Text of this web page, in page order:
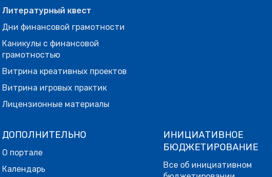
Литературный квест
Дни финансовой грамотности
Каникулы с финансовой
грамотностью
Витрина креативных проектов
Витрина игровых практик
Лицензионные материалы
ДОПОЛНИТЕЛЬНО
О портале
Календарь
ИНИЦИАТИВНОЕ
БЮДЖЕТИРОВАНИЕ
Все об инициативном